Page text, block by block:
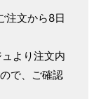
4尺3寸
4尺3寸5分
167cm
注文から8日
より注文内
で、ご確認